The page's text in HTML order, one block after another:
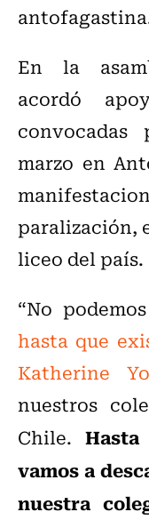
En la
acordó
marzo en
paralización,
liceo del país.
“No
hasta que
Katherine
nuestros
Chile.
vamos a
nuestra